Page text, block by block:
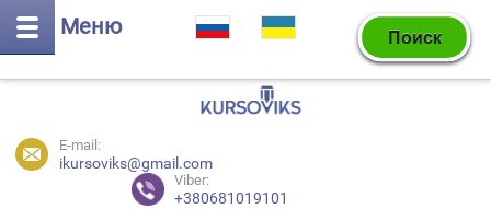
Меню
E-mail:
ikursoviks@gmail.com
Viber:
+380681019101